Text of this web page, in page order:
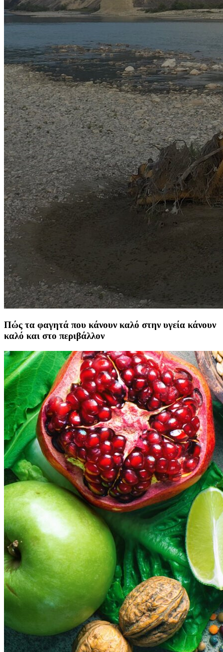
Πώς τα φαγητά που κάνουν καλό στην υγεία κάνουν
καλό και στο περιβάλλον